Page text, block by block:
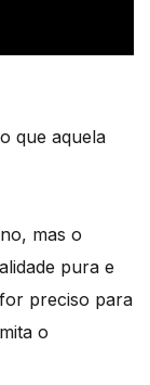
que aquela
mas o
pura e
preciso para
o